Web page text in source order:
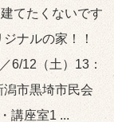
てたくないです
ナルの家！！
6/12（土）13：
市黒埼市民会
講座室1 ...